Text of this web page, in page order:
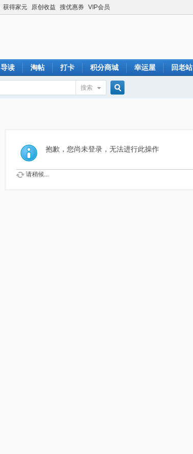
获得家元 原创收益 搜优惠券 VIP会员
导读 淘帖 打卡 积分商城 幸运屋 回老站
搜索
索
抱歉，您尚未登录，无法进行此操作
请稍候...